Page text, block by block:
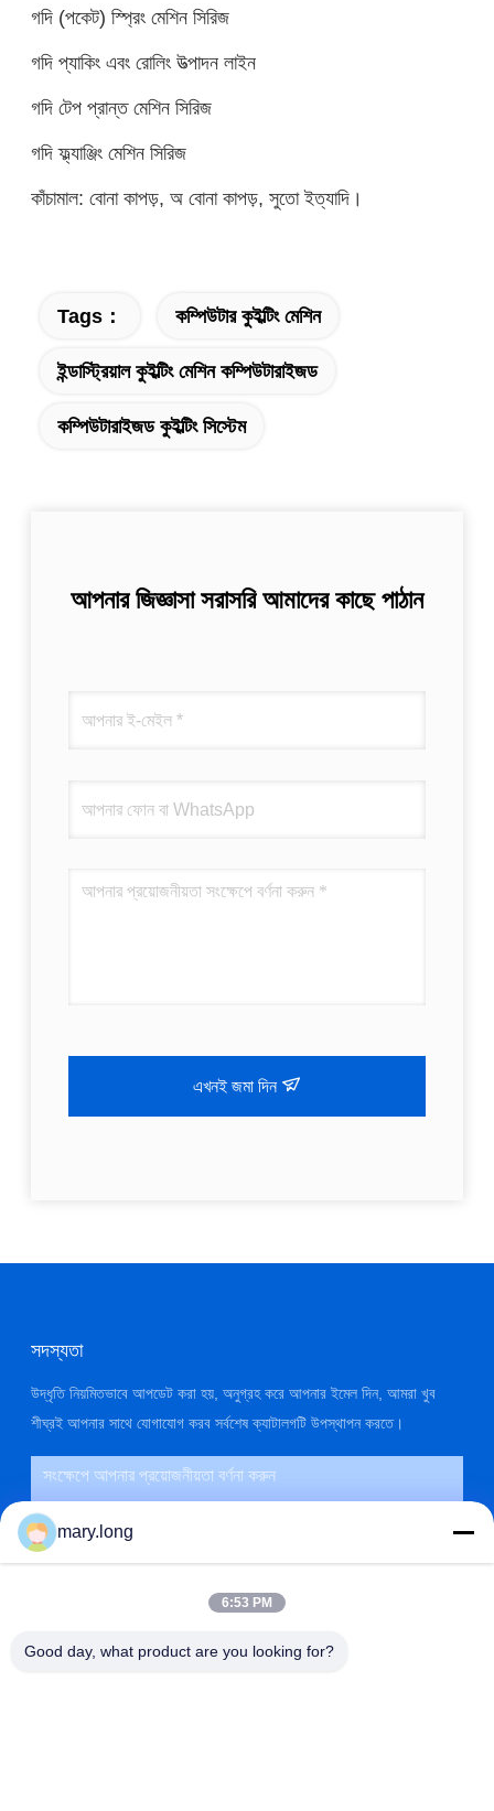
গদি (পকেট) স্প্রিং মেশিন সিরিজ
গদি প্যাকিং এবং রোলিং উত্পাদন লাইন
গদি টেপ প্রান্ত মেশিন সিরিজ
গদি ফ্ল্যাঞ্জিং মেশিন সিরিজ
কাঁচামাল: বোনা কাপড়, অ বোনা কাপড়, সুতো ইত্যাদি।
Tags： কম্পিউটার কুইল্টিং মেশিন
ইন্ডাস্ট্রিয়াল কুইল্টিং মেশিন কম্পিউটারাইজড
কম্পিউটারাইজড কুইল্টিং সিস্টেম
আপনার জিজ্ঞাসা সরাসরি আমাদের কাছে পাঠান
এখনই জমা দিন
সদস্যতা
উদ্ধৃতি নিয়মিতভাবে আপডেট করা হয়, অনুগ্রহ করে আপনার ইমেল দিন, আমরা খুব
শীঘ্রই আপনার সাথে যোগাযোগ করব সর্বশেষ ক্যাটালগটি উপস্থাপন করতে।
mary.long
6:53 PM
Good day, what product are you looking for?